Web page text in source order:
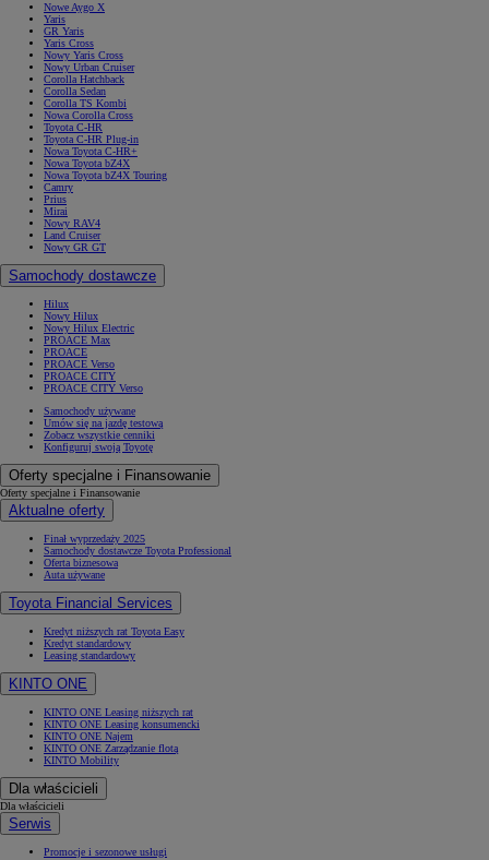
Nowe Aygo X
Yaris
GR Yaris
Yaris Cross
Nowy Yaris Cross
Nowy Urban Cruiser
Corolla Hatchback
Corolla Sedan
Corolla TS Kombi
Nowa Corolla Cross
Toyota C-HR
Toyota C-HR Plug-in
Nowa Toyota C-HR+
Nowa Toyota bZ4X
Nowa Toyota bZ4X Touring
Camry
Prius
Mirai
Nowy RAV4
Land Cruiser
Nowy GR GT
Samochody dostawcze
Hilux
Nowy Hilux
Nowy Hilux Electric
PROACE Max
PROACE
PROACE Verso
PROACE CITY
PROACE CITY Verso
Samochody używane
Umów się na jazdę testową
Zobacz wszystkie cenniki
Konfiguruj swoją Toyotę
Oferty specjalne i Finansowanie
Oferty specjalne i Finansowanie
Aktualne oferty
Finał wyprzedaży 2025
Samochody dostawcze Toyota Professional
Oferta biznesowa
Auta używane
Toyota Financial Services
Kredyt niższych rat Toyota Easy
Kredyt standardowy
Leasing standardowy
KINTO ONE
KINTO ONE Leasing niższych rat
KINTO ONE Leasing konsumencki
KINTO ONE Najem
KINTO ONE Zarządzanie flotą
KINTO Mobility
Dla właścicieli
Dla właścicieli
Serwis
Promocje i sezonowe usługi